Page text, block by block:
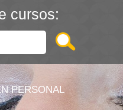
cursos:
PERSONAL